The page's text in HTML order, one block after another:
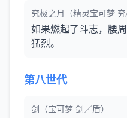
究极之月（精灵宝可梦 究
如果燃起了斗志，腰
猛烈。
第八世代
剑（宝可梦 剑／盾）